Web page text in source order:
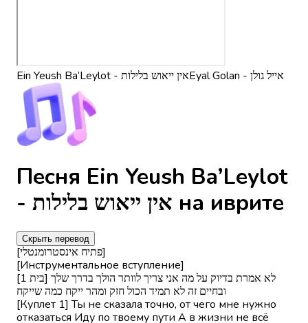
Ein Yeush Ba’Leylot - אין ייאוש בלילות Eyal Golan - אייל גולן
Песня Ein Yeush Ba’Leylot
- אין ייאוש בלילות на иврите
Скрыть перевод
[פתיח אינסטרומנטלי]
[Инструментальное вступление]
[בית 1] לא אמרת בדיוק על מה אני צריך לוותר הולך בדרך שלך
ובחיים זה לא תמיד הכול חזק ומהר ייקח כמה שייקח
[Куплет 1] Ты не сказала точно, от чего мне нужно
отказаться Иду по твоему пути А в жизни не всё